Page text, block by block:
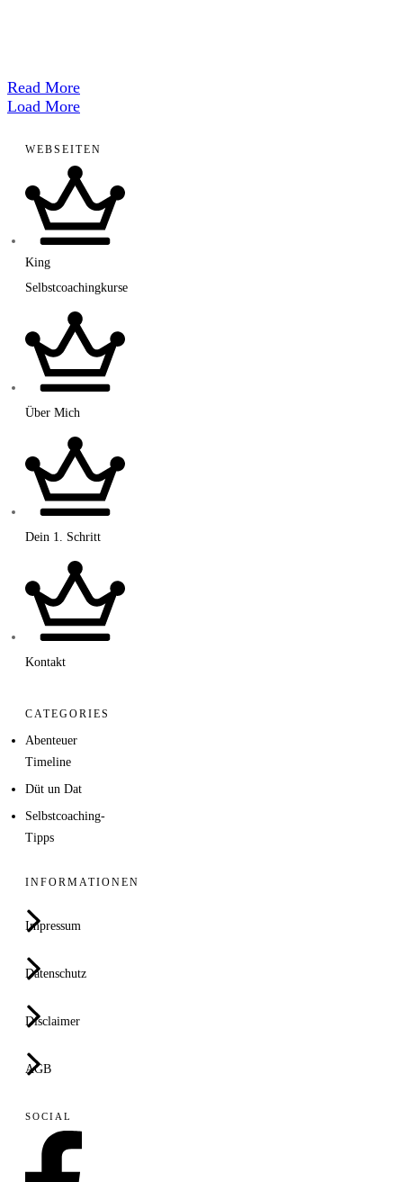
​Read More
Load More
WEBSEITEN
King
Selbstcoachingkurse
Über Mich
Dein 1. Schritt
Kontakt
CATEGORIES
Abenteuer
Timeline
Düt un Dat
Selbstcoaching-
Tipps
INFORMATIONEN
Impressum
Datenschutz
Disclaimer
AGB
SOCIAL